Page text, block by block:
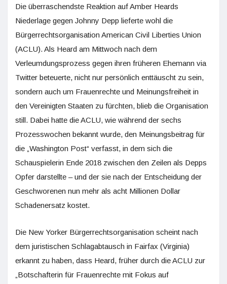
Die überraschendste Reaktion auf Amber Heards
Niederlage gegen Johnny Depp lieferte wohl die
Bürgerrechtsorganisation American Civil Liberties Union
(ACLU). Als Heard am Mittwoch nach dem
Verleumdungsprozess gegen ihren früheren Ehemann via
Twitter beteuerte, nicht nur persönlich enttäuscht zu sein,
sondern auch um Frauenrechte und Meinungsfreiheit in
den Vereinigten Staaten zu fürchten, blieb die Organisation
still. Dabei hatte die ACLU, wie während der sechs
Prozesswochen bekannt wurde, den Meinungsbeitrag für
die „Washington Post“ verfasst, in dem sich die
Schauspielerin Ende 2018 zwischen den Zeilen als Depps
Opfer darstellte – und der sie nach der Entscheidung der
Geschworenen nun mehr als acht Millionen Dollar
Schadenersatz kostet.
Die New Yorker Bürgerrechtsorganisation scheint nach
dem juristischen Schlagabtausch in Fairfax (Virginia)
erkannt zu haben, dass Heard, früher durch die ACLU zur
„Botschafterin für Frauenrechte mit Fokus auf